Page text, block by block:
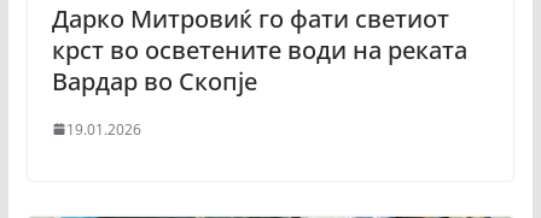
Дарко Митровиќ го фати светиот
крст во осветените води на реката
Вардар во Скопје
19.01.2026